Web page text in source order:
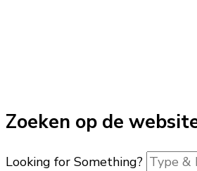
Zoeken op de
Looking for Something?